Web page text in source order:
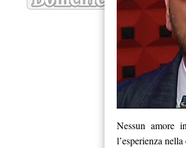
Nessun amore
l’esperienza